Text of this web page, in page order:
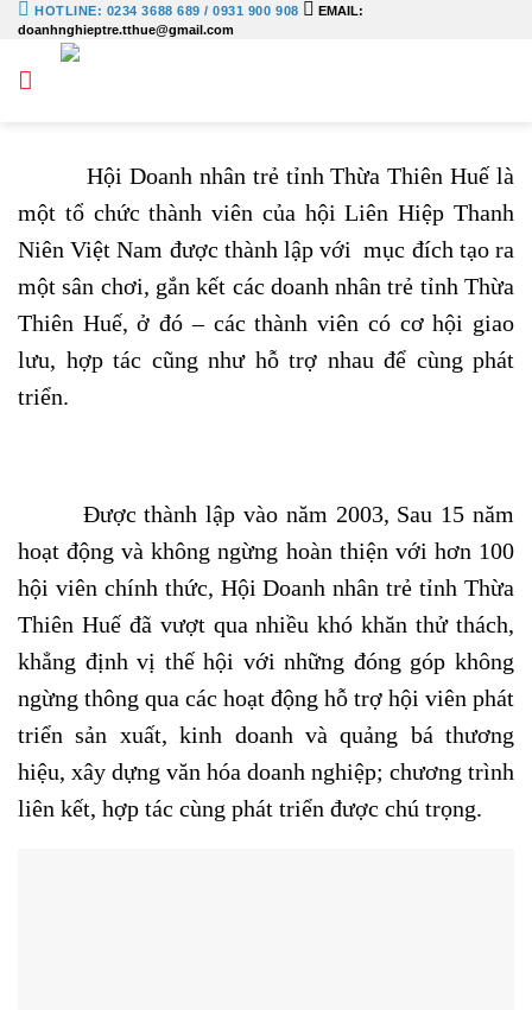
qua
dung
HOTLINE: 0234 3688 689 / 0931 900 908
EMAIL:
doanhnghieptre.tthue@gmail.com
Hội Doanh nhân trẻ tỉnh Thừa Thiên Huế là
một tổ chức thành viên của hội Liên Hiệp Thanh
Niên Việt Nam được thành lập với mục đích tạo ra
một sân chơi, gắn kết các doanh nhân trẻ tỉnh Thừa
Thiên Huế, ở đó – các thành viên có cơ hội giao
lưu, hợp tác cũng như hỗ trợ nhau để cùng phát
triển.
Được thành lập vào năm 2003, Sau 15 năm
hoạt động và không ngừng hoàn thiện với hơn 100
hội viên chính thức, Hội Doanh nhân trẻ tỉnh Thừa
Thiên Huế đã vượt qua nhiều khó khăn thử thách,
khẳng định vị thế hội với những đóng góp không
ngừng thông qua các hoạt động hỗ trợ hội viên phát
triển sản xuất, kinh doanh và quảng bá thương
hiệu, xây dựng văn hóa doanh nghiệp; chương trình
liên kết, hợp tác cùng phát triển được chú trọng.